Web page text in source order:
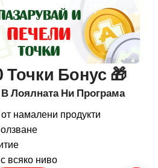
Бонус 🎁
Лоялната Ни Програма
намалени продукти
всяко ниво